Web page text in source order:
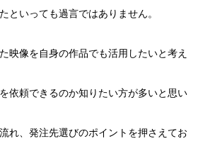
といっても過言ではありません。
映像を自身の作品でも活用したいと考え
依頼できるのか知りたい方が多いと思い
れ、発注先選びのポイントを押さえてお